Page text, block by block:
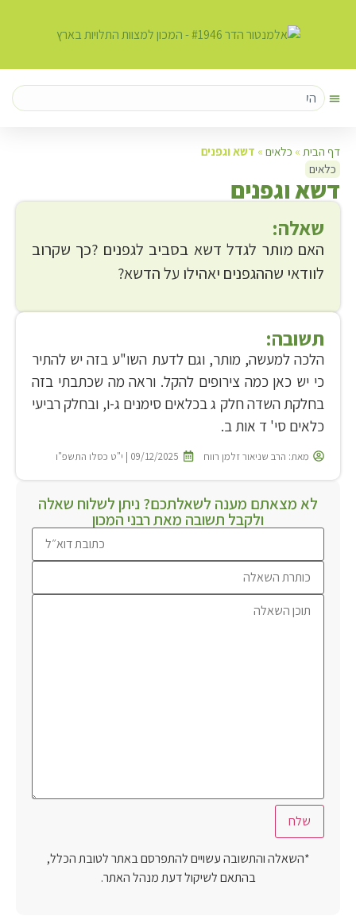
דף הבית » כלאים » דשא וגפנים
כלאים
דשא וגפנים
שאלה:
האם מותר לגדל דשא בסביב לגפנים ?כך שקרוב
לוודאי שההגפנים יאהילו על הדשא?
תשובה:
הלכה למעשה, מותר, וגם לדעת השו"ע בזה יש להתיר
כי יש כאן כמה צירופים להקל. וראה מה שכתבתי בזה
בחלקת השדה חלק ג בכלאים סימנים ג-ו, ובחלק רביעי
כלאים סי' ד אות ב.
מאת: הרב שניאור זלמן רווח 09/12/2025 | י"ט כסלו התשפ"ו
לא מצאתם מענה לשאלתכם? ניתן לשלוח שאלה
ולקבל תשובה מאת רבני המכון
*השאלה והתשובה עשויים להתפרסם באתר לטובת הכלל,
בהתאם לשיקול דעת מנהל האתר.